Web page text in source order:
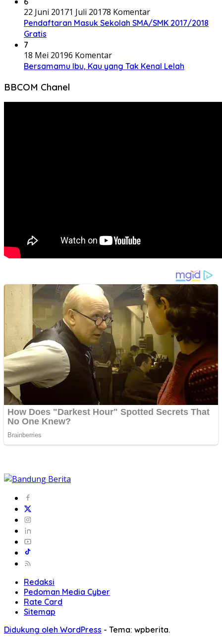
22 Juni 20171 Juli 20178 Komentar
Pendaftaran Masuk Sekolah SMA/SMK 2017/2018
Gratis
7
18 Mei 20196 Komentar
Bersamamu Ibu, Kau yang Tak Kenal Lelah
BBCOM Chanel
Redaksi
Pedoman Media Cyber
Rate Card
Sitemap
Didukung oleh WordPress - Tema: wpberita.